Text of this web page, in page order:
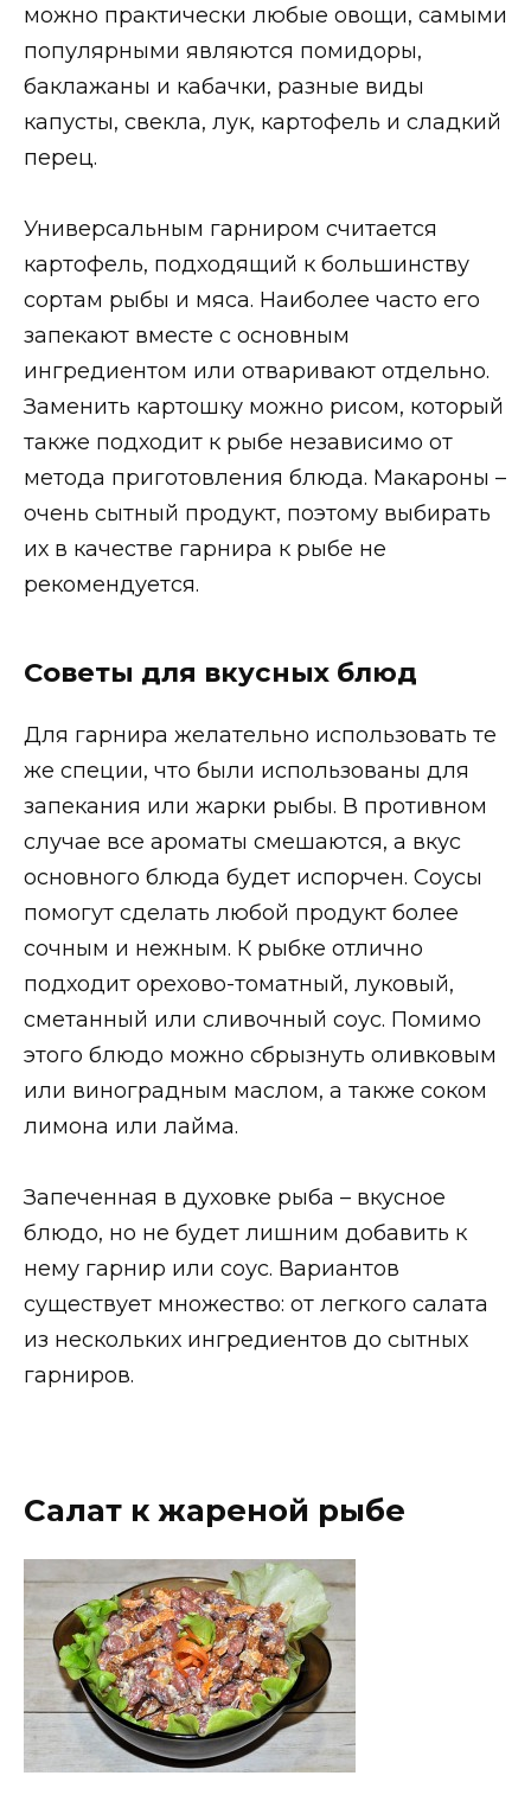
можно практически любые овощи, самыми
популярными являются помидоры,
баклажаны и кабачки, разные виды
капусты, свекла, лук, картофель и сладкий
перец.
Универсальным гарниром считается
картофель, подходящий к большинству
сортам рыбы и мяса. Наиболее часто его
запекают вместе с основным
ингредиентом или отваривают отдельно.
Заменить картошку можно рисом, который
также подходит к рыбе независимо от
метода приготовления блюда. Макароны –
очень сытный продукт, поэтому выбирать
их в качестве гарнира к рыбе не
рекомендуется.
Советы для вкусных блюд
Для гарнира желательно использовать те
же специи, что были использованы для
запекания или жарки рыбы. В противном
случае все ароматы смешаются, а вкус
основного блюда будет испорчен. Соусы
помогут сделать любой продукт более
сочным и нежным. К рыбке отлично
подходит орехово-томатный, луковый,
сметанный или сливочный соус. Помимо
этого блюдо можно сбрызнуть оливковым
или виноградным маслом, а также соком
лимона или лайма.
Запеченная в духовке рыба – вкусное
блюдо, но не будет лишним добавить к
нему гарнир или соус. Вариантов
существует множество: от легкого салата
из нескольких ингредиентов до сытных
гарниров.
Салат к жареной рыбе